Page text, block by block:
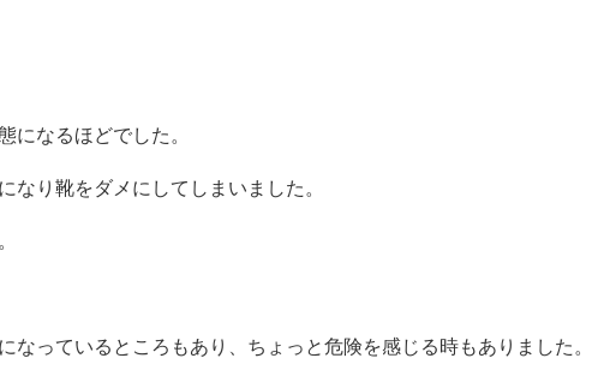
になるほどでした。
なり靴をダメにしてしまいました。
っているところもあり、ちょっと危険を感じる時もありました。